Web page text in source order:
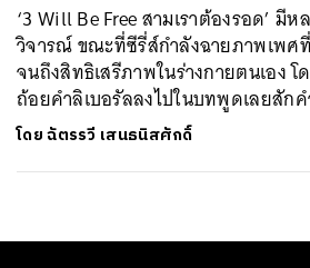
‘3 Will Be Free สามเราต้องรอด’ มี
วิจารณ์ ขณะที่ซีรี่ส์กำลังฉายภาพเพศ
จนถึงสิทธิเสรีภาพในร่างกายตนเอง
ถ้อยคำลิเบอรัลลงไปในบทพูดเลยสัก
โดยฉัตรรวี เสนธนิสศักดิ์